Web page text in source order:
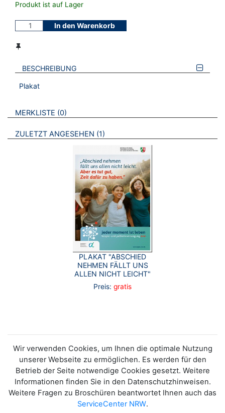
Produkt ist auf Lager
In den Warenkorb
BESCHREIBUNG
Plakat
VERWEISE AUF VERMERKTE- ODER ZULETZT ANGESEHENE
MERKLISTE 0 BROSCHÜREN
ZULETZT ANGESEHEN 1 BROSCHÜREN
PLAKAT "ABSCHIED
NEHMEN FÄLLT UNS
ALLEN NICHT LEICHT"
Preis: gratis
Wir verwenden Cookies, um Ihnen die optimale Nutzung
unserer Webseite zu ermöglichen. Es werden für den
Betrieb der Seite notwendige Cookies gesetzt. Weitere
Informationen finden Sie in den Datenschutzhinweisen.
Weitere Fragen zu Broschüren beantwortet Ihnen auch das
ServiceCenter NRW.